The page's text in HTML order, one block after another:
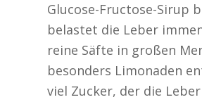
Glucose-Fructose-Sirup
belastet die Leber
reine Säfte in großen
besonders Limonaden
viel Zucker, der die